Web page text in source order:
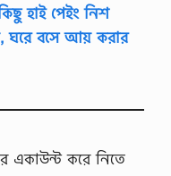
হাই পেইং নিশ
ঘরে বসে আয় করার
একাউন্ট করে নিতে